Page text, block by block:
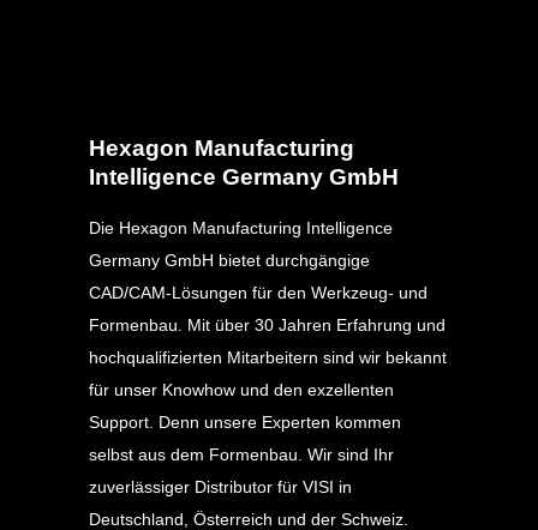
Hexagon Manufacturing
Intelligence Germany GmbH
Die Hexagon Manufacturing Intelligence
Germany GmbH bietet durchgängige
CAD/CAM-Lösungen für den Werkzeug- und
Formenbau. Mit über 30 Jahren Erfahrung und
hochqualifizierten Mitarbeitern sind wir bekannt
für unser Knowhow und den exzellenten
Support. Denn unsere Experten kommen
selbst aus dem Formenbau. Wir sind Ihr
zuverlässiger Distributor für VISI in
Deutschland, Österreich und der Schweiz.